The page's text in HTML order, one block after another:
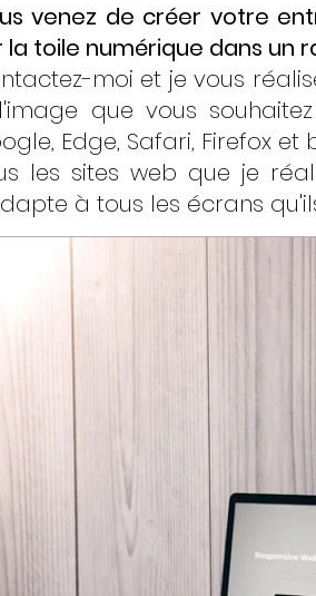
venez de créer votre
la toile numérique dans un
moi et je vous
que vous
Edge, Safari, Firefox
les sites web que je
à tous les écrans